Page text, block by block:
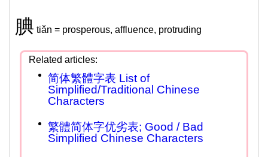
腆 tiǎn = prosperous, affluence, protruding
简体繁體字表 List of
Simplified/Traditional Chinese
Characters
繁體简体字优劣表; Good / Bad
Simplified Chinese Characters